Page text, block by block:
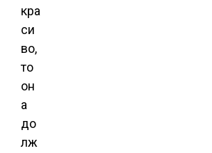
кра
си
во,
то
он
а
до
лж